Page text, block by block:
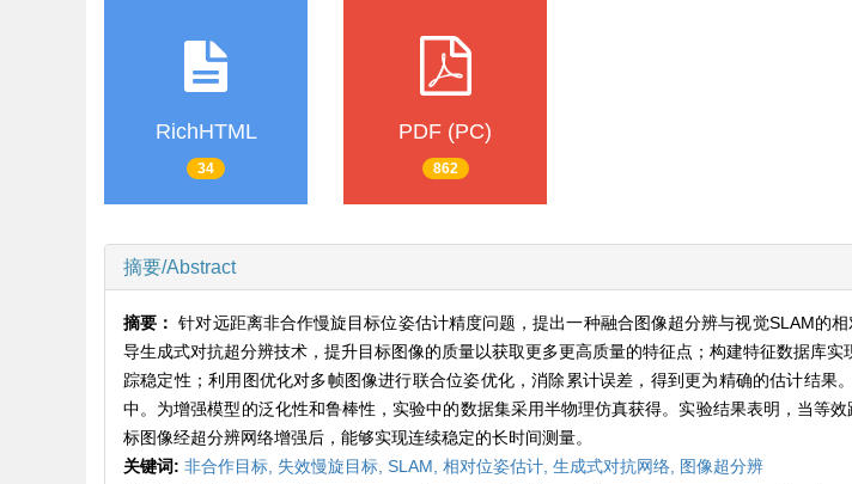
RichHTML
34
PDF (PC)
862
摘要/Abstract
摘要：针对远距离非合作慢旋目标位姿估计精度问题，提出一种融合图像超分辨与视觉SLAM的
导生成式对抗超分辨技术，提升目标图像的质量以获取更多更高质量的特征点；构建特征数据库
踪稳定性；利用图优化对多帧图像进行联合位姿优化，消除累计误差，得到更为精确的估计结果
中。为增强模型的泛化性和鲁棒性，实验中的数据集采用半物理仿真获得。实验结果表明，当等
标图像经超分辨网络增强后，能够实现连续稳定的长时间测量。
关键词: 非合作目标, 失效慢旋目标, SLAM, 相对位姿估计, 生成式对抗网络, 图像超分辨